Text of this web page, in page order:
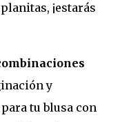
¡estarás
y
tu blusa con